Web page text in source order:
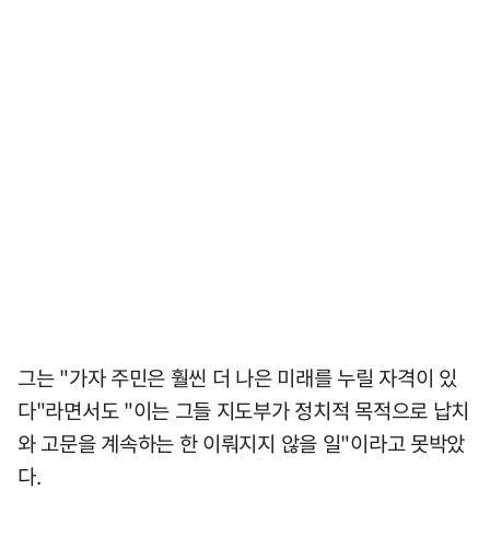
그는 "가자 주민은 훨씬 더 나은 미래를 누릴 자격이 있
다"라면서도 "이는 그들 지도부가 정치적 목적으로 납치
와 고문을 계속하는 한 이뤄지지 않을 일"이라고 못박았
다.